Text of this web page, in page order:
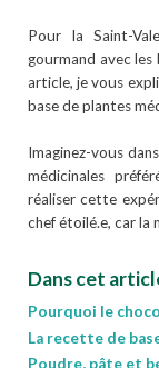
Pour la Saint-
gourmand avec
article, je vous
base de plantes
Imaginez-vous
médicinales
réaliser cette
chef étoilé.e, car la
Dans cet articl
Pourquoi le
La recette de
Poudre, pâte et